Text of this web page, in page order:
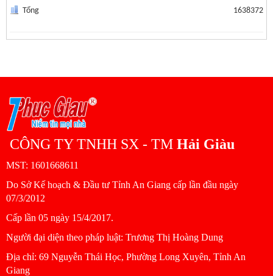
Tổng
1638372
CÔNG TY TNHH SX - TM Hải Giàu
MST: 1601668611
Do Sở Kế hoạch & Đầu tư Tỉnh An Giang cấp lần đầu ngày
07/3/2012
Cấp lần 05 ngày 15/4/2017.
Người đại diện theo pháp luật: Trương Thị Hoàng Dung
Ðịa chỉ: 69 Nguyễn Thái Học, Phường Long Xuyên, Tỉnh An
Giang